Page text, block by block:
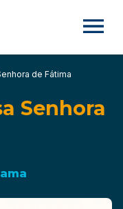
de Fátima
Senhora